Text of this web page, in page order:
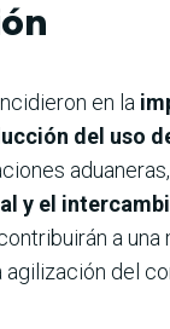
en la
del uso
y el
a
del